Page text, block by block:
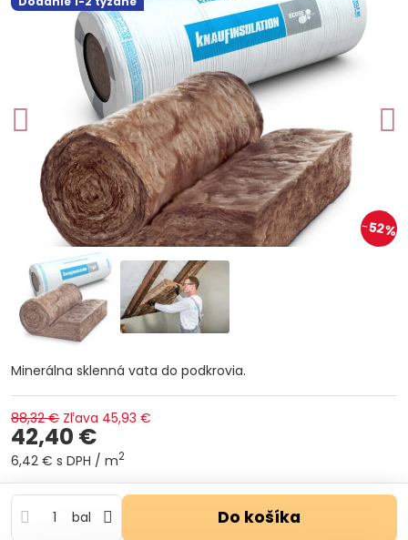
52%
Minerálna sklenná vata do podkrovia.
88,32 € Zľava 45,93 €
42,40 €
6,42 € s DPH / m2
bal Do košíka